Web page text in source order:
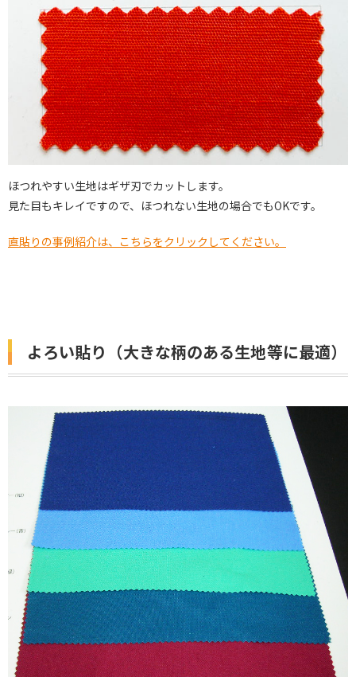
ほつれやすい生地はギザ刃でカットします。
見た目もキレイですので、ほつれない生地の場合でもOKです。
直貼りの事例紹介は、こちらをクリックしてください。
よろい貼り（大きな柄のある生地等に最適）